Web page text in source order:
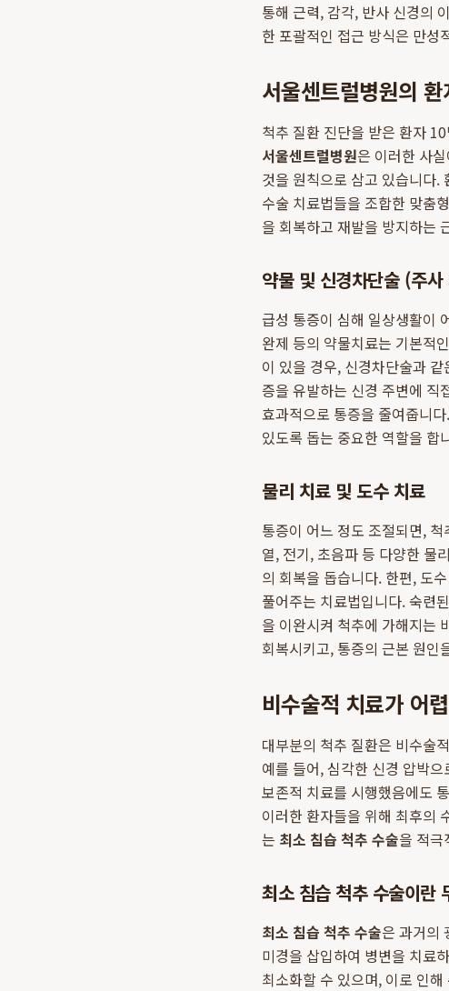
통해 근력, 감각, 반사 신경의
한 포괄적인 접근 방식은 만성
서울센트럴병원의
척추 질환 진단을 받은 환자
서울센트럴병원은 이러한 사
것을 원칙으로 삼고 있습니다.
수술 치료법들을 조합한 맞춤
을 회복하고 재발을 방지하는
약물 및 신경차단술 (주사
급성 통증이 심해 일상생활이
완제 등의 약물치료는 기본적
이 있을 경우, 신경차단술과
증을 유발하는 신경 주변에 직
효과적으로 통증을 줄여줍니
있도록 돕는 중요한 역할을 합
물리 치료 및 도수 치료
통증이 어느 정도 조절되면,
열, 전기, 초음파 등 다양한 물
의 회복을 돕습니다. 한편, 도
풀어주는 치료법입니다. 숙련
을 이완시켜 척추에 가해지는
회복시키고, 통증의 근본 원인
비수술적 치료가 어
대부분의 척추 질환은 비수술
예를 들어, 심각한 신경 압박
보존적 치료를 시행했음에도
이러한 환자들을 위해 최후의
는 최소 침습 척추 수술을 적극
최소 침습 척추 수술이란
최소 침습 척추 수술은 과거의
미경을 삽입하여 병변을 치료
최소화할 수 있으며, 이로 인